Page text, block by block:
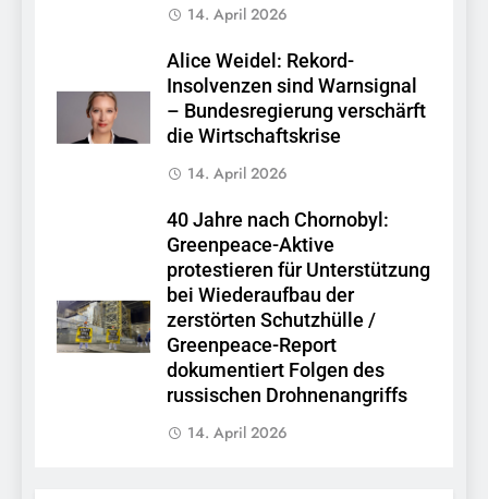
14. April 2026
Alice Weidel: Rekord-
Insolvenzen sind Warnsignal
– Bundesregierung verschärft
die Wirtschaftskrise
14. April 2026
40 Jahre nach Chornobyl:
Greenpeace-Aktive
protestieren für Unterstützung
bei Wiederaufbau der
zerstörten Schutzhülle /
Greenpeace-Report
dokumentiert Folgen des
russischen Drohnenangriffs
14. April 2026